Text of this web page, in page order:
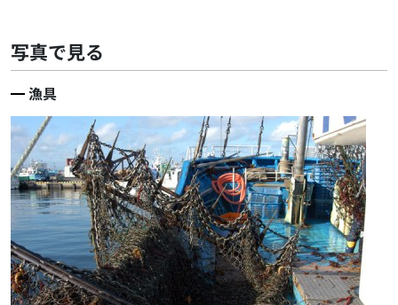
写真で見る
漁具